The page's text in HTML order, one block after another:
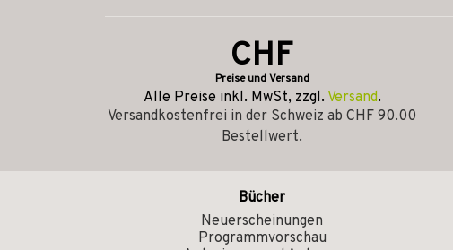
CHF
Preise und Versand
Alle Preise inkl. MwSt, zzgl. Versand.
Versandkostenfrei in der Schweiz ab CHF 90.00
Bestellwert.
Bücher
Neuerscheinungen
Programmvorschau